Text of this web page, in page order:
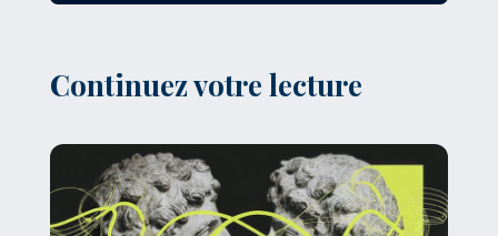
Continuez votre lecture